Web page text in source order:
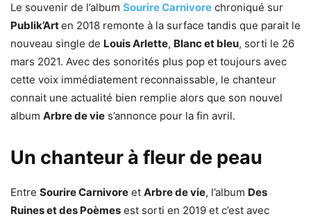
Le souvenir de l’album Sourire Carnivore chroniqué sur
Publik’Arten 2018 remonte à la surface tandis que parait le
nouveau single de Louis Arlette, Blanc et bleu, sorti le 26
mars 2021. Avec des sonorités plus pop et toujours avec
cette voix immédiatement reconnaissable, le chanteur
connait une actualité bien remplie alors que son nouvel
album Arbre de vie s’annonce pour la fin avril.
Un chanteur à fleur de peau
Entre Sourire Carnivore et Arbre de vie, l’album Des
Ruines et des Poèmes est sorti en 2019 et c’est avec